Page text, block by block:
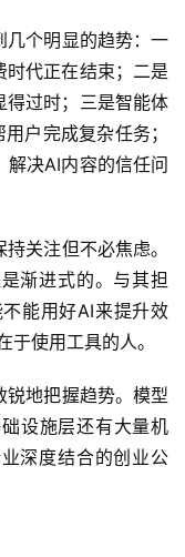
几个明显的趋势：一
时代正在结束；二是
得过时；三是智能体
户完成复杂任务；
解决AI内容的信任问
关注但不必焦虑。
渐进式的。与其担
能用好AI来提升效
使用工具的人。
锐地把握趋势。模型
设施层还有大量机
深度结合的创业公